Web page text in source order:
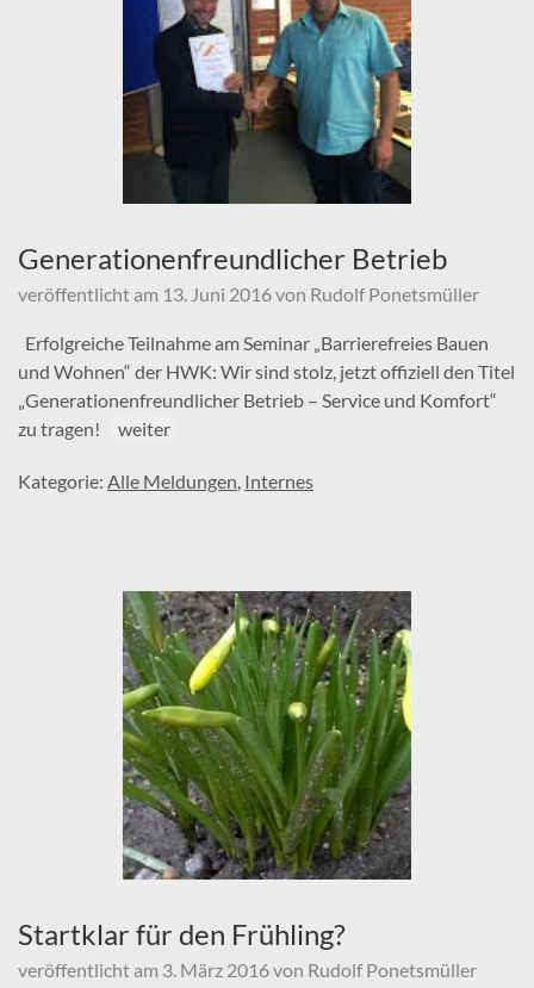
Generationenfreundlicher Betrieb
veröffentlicht am 13. Juni 2016von Rudolf Ponetsmüller
Erfolgreiche Teilnahme am Seminar „Barrierefreies Bauen
und Wohnen“ der HWK: Wir sind stolz, jetzt offiziell den Titel
„Generationenfreundlicher Betrieb – Service und Komfort“
zu tragen!
weiter
Kategorie: Alle Meldungen, Internes
Startklar für den Frühling?
veröffentlicht am 3. März 2016von Rudolf Ponetsmüller